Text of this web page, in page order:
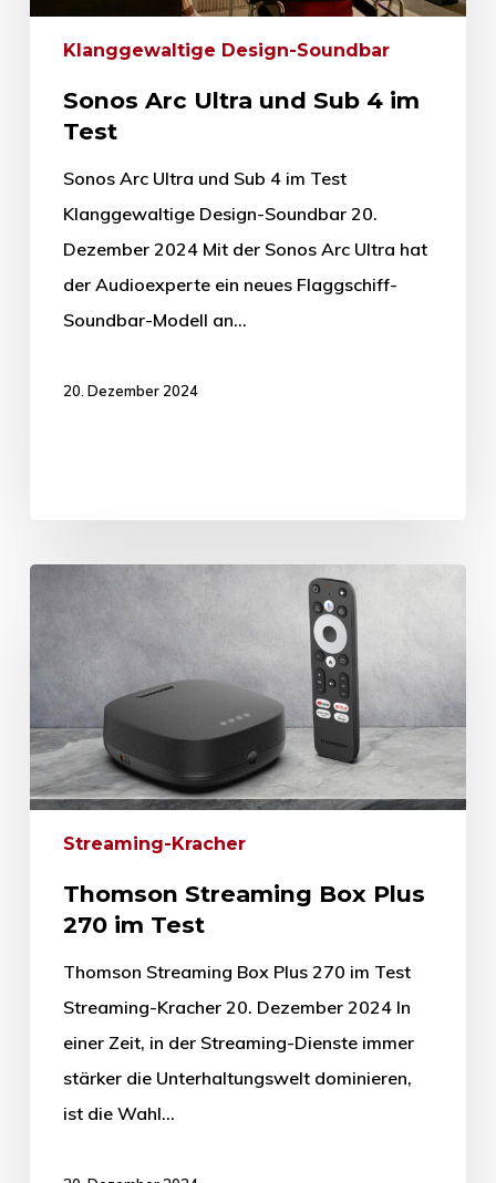
Klanggewaltige Design-Soundbar
Sonos Arc Ultra und Sub 4 im
Test
Sonos Arc Ultra und Sub 4 im Test
Klanggewaltige Design-Soundbar 20.
Dezember 2024 Mit der Sonos Arc Ultra hat
der Audioexperte ein neues Flaggschiff-
Soundbar-Modell an…
20. Dezember 2024
Streaming-Kracher
Thomson Streaming Box Plus
270 im Test
Thomson Streaming Box Plus 270 im Test
Streaming-Kracher 20. Dezember 2024 In
einer Zeit, in der Streaming-Dienste immer
stärker die Unterhaltungswelt dominieren,
ist die Wahl…